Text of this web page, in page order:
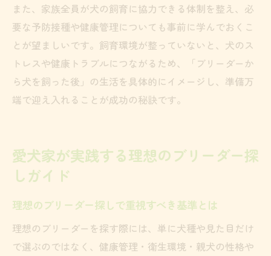
また、家族全員が犬の飼育に協力できる体制を整え、必
要な予防接種や健康管理についても事前に学んでおくこ
とが望ましいです。飼育環境が整っていないと、犬のス
トレスや健康トラブルにつながるため、「ブリーダーか
ら犬を飼った後」の生活を具体的にイメージし、準備万
端で迎え入れることが成功の秘訣です。
愛犬家が実践する理想のブリーダー探
しガイド
理想のブリーダー探しで重視すべき基準とは
理想のブリーダーを探す際には、単に犬種や見た目だけ
で選ぶのではなく、健康管理・衛生環境・親犬の性格や